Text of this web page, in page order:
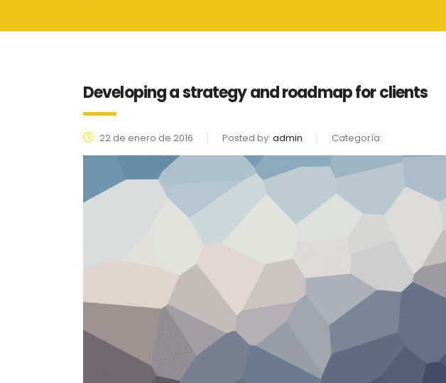
Developing a strategy and roadmap for clients
22 de enero de 2016 Posted by: admin Categoría: